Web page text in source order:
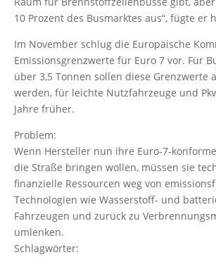
10 Prozent des Busmarktes aus“, fügte er
Im November schlug die Europäische
Emissionsgrenzwerte für Euro 7 vor. Für
über 3,5 Tonnen sollen diese Grenzwerte
werden, für leichte Nutzfahrzeuge und
Jahre früher.
Problem:
Wenn Hersteller nun ihre Euro-7-
die Straße bringen wollen, müssen sie
finanzielle Ressourcen weg von
Technologien wie Wasserstoff- und
Fahrzeugen und zurück zu
umlenken.
Schlagwörter: